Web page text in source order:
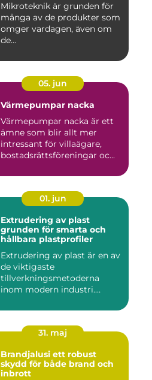
Mikroteknik är grunden för
många av de produkter som
omger vardagen, även om
de...
05. jun
Värmepumpar nacka
Värmepumpar nacka är ett
ämne som blir allt mer
intressant för villaägare,
bostadsrättsföreningar oc...
01. jun
Extrudering av plast
grunden för smarta och
hållbara plastprofiler
Extrudering av plast är en av
de viktigaste
tillverkningsmetoderna
inom modern industri.
31. maj
Brandjalusi ett robust
skydd för både brand och
inbrott